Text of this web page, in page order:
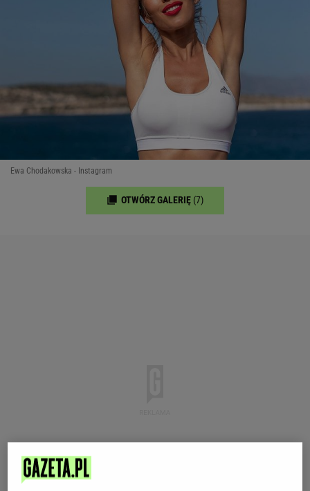
Ewa Chodakowska - Instagram
OTWÓRZ GALERIĘ (7)